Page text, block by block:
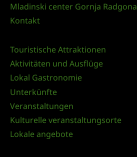
Mladinski center Gornja Radgona
Kontakt
Touristische Attraktionen
Aktivitäten und Ausflüge
Lokal Gastronomie
Unterkünfte
Veranstaltungen
Kulturelle veranstaltungsorte
Lokale angebote